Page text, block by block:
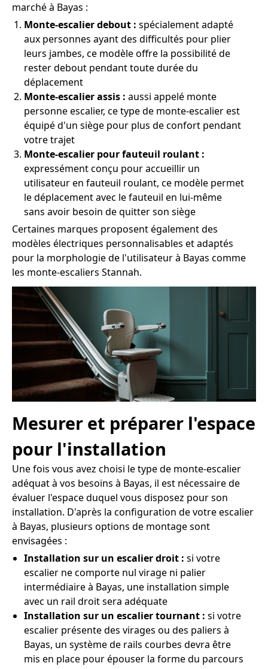
marché à Bayas :
Monte-escalier debout : spécialement adapté
aux personnes ayant des difficultés pour plier
leurs jambes, ce modèle offre la possibilité de
rester debout pendant toute durée du
déplacement
Monte-escalier assis : aussi appelé monte
personne escalier, ce type de monte-escalier est
équipé d'un siège pour plus de confort pendant
votre trajet
Monte-escalier pour fauteuil roulant :
expressément conçu pour accueillir un
utilisateur en fauteuil roulant, ce modèle permet
le déplacement avec le fauteuil en lui-même
sans avoir besoin de quitter son siège
Certaines marques proposent également des
modèles électriques personnalisables et adaptés
pour la morphologie de l'utilisateur à Bayas comme
les monte-escaliers Stannah.
Mesurer et préparer l'espace
pour l'installation
Une fois vous avez choisi le type de monte-escalier
adéquat à vos besoins à Bayas, il est nécessaire de
évaluer l'espace duquel vous disposez pour son
installation. D'après la configuration de votre escalier
à Bayas, plusieurs options de montage sont
envisagées :
Installation sur un escalier droit : si votre
escalier ne comporte nul virage ni palier
intermédiaire à Bayas, une installation simple
avec un rail droit sera adéquate
Installation sur un escalier tournant : si votre
escalier présente des virages ou des paliers à
Bayas, un système de rails courbes devra être
mis en place pour épouser la forme du parcours